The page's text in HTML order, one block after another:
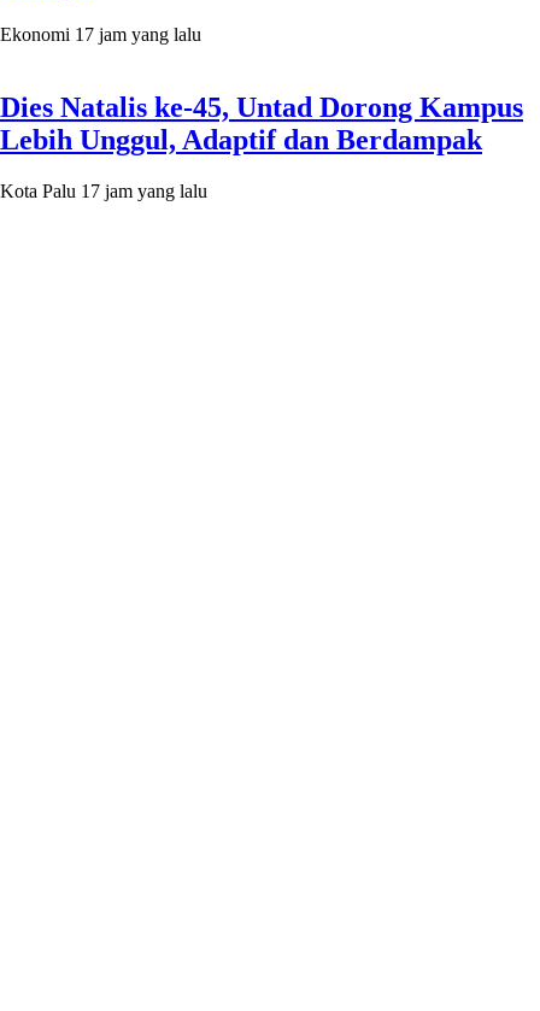
Ekonomi 17 jam yang lalu
Dies Natalis ke-45, Untad Dorong Kampus
Lebih Unggul, Adaptif dan Berdampak
Kota Palu 17 jam yang lalu